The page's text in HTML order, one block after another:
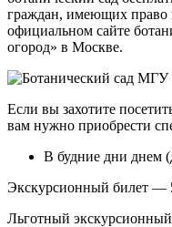
граждан, имеющих право
официальном сайте
огород» в Москве.
Если вы захотите
вам нужно приобрести
В будние дни днем
Экскурсионный билет —
Льготный